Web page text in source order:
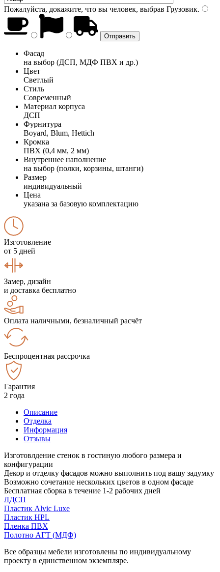
Пожалуйста, докажите, что вы человек, выбрав Грузовик.
Фасад
на выбор (ДСП, МДФ ПВХ и др.)
Цвет
Светлый
Стиль
Современный
Материал корпуса
ДСП
Фурнитура
Boyard, Blum, Hettich
Кромка
ПВХ (0,4 мм, 2 мм)
Внутреннее наполнение
на выбор (полки, корзины, штанги)
Размер
индивидуальный
Цена
указана за базовую комплектацию
Изготовление
от 5 дней
Замер, дизайн
и доставка бесплатно
Оплата наличными, безналичный расчёт
Беспроцентная рассрочка
Гарантия
2 года
Описание
Отделка
Информация
Отзывы
Изготовлдение стенок в гостиную любого размера и
конфигурации
Декор и отделку фасадов можно выполнить под вашу задумку
Возможно сочетание нескольких цветов в одном фасаде
Бесплатная сборка в течение 1-2 рабочих дней
ЛДСП
Пластик Alvic Luxe
Пластик HPL
Пленка ПВХ
Полотно АГТ (МДФ)
Все образцы мебели изготовлены по индивидуальному
проекту в единственном экземпляре.